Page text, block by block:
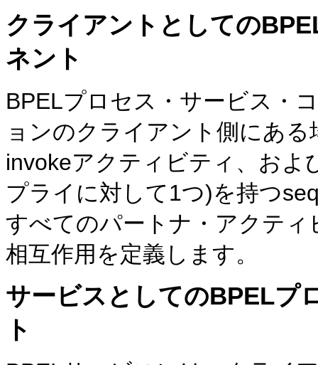
クライアントとしての
ネント
BPELプロセス・サービス・
ョンのクライアント側にあ
invokeアクティビティ、お
プライに対して1つ)を持つ
すべてのパートナ・アクテ
相互作用を定義します。
サービスとしてのBPELプ
ト